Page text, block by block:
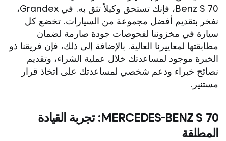
Benz S 70، فإنك تستحق وكيلاً تثق به. في Grandex،
نفخر بتقديم أفضل مجموعة من السيارات. تخضع كل
سيارة في مخزوننا لفحوصات جودة صارمة لضمان
مطابقتها لمعاييرنا العالية. بالإضافة إلى ذلك، فإن فريقنا ذو
الخبرة موجود لمساعدتك خلال عملية الشراء، وتقديم
نصائح خبراء ودعم شخصي لمساعدتك على اتخاذ قرار
مستنير.
MERCEDES-BENZ S 70: تجربة القيادة
المطلقة